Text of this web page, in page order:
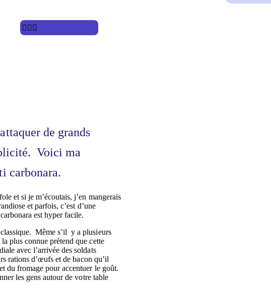
de grands
Voici ma
carbonara.
et si je m’écoutais, j’en mangerais
et parfois, c’est d’une
est hyper facile.
Même s’il y a plusieurs
plus connue prétend que cette
avec l’arrivée des soldats
rations d’œufs et de bacon qu’il
du fromage pour accentuer le goût.
les gens autour de votre table